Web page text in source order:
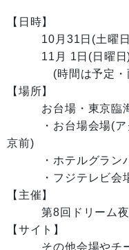
【日時】
10月31日(土曜日
11月 1日(日曜日
(時間は予定・雨
【場所】
お台場・東京臨海
・お台場会場(アク
京前)
・ホテルグランパ
・フジテレビ会場
【主催】
第8回ドリーム夜
【サイト】
その他会場やチー